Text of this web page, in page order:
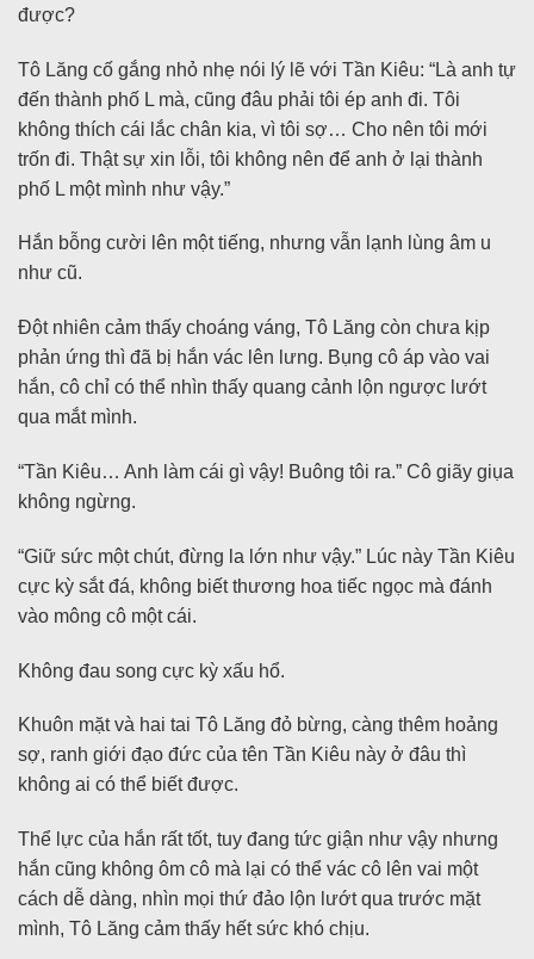
được?
Tô Lăng cố gắng nhỏ nhẹ nói lý lẽ với Tần Kiêu: “Là anh tự
đến thành phố L mà, cũng đâu phải tôi ép anh đi. Tôi
không thích cái lắc chân kia, vì tôi sợ… Cho nên tôi mới
trốn đi. Thật sự xin lỗi, tôi không nên để anh ở lại thành
phố L một mình như vậy.”
Hắn bỗng cười lên một tiếng, nhưng vẫn lạnh lùng âm u
như cũ.
Đột nhiên cảm thấy choáng váng, Tô Lăng còn chưa kịp
phản ứng thì đã bị hắn vác lên lưng. Bụng cô áp vào vai
hắn, cô chỉ có thể nhìn thấy quang cảnh lộn ngược lướt
qua mắt mình.
“Tần Kiêu… Anh làm cái gì vậy! Buông tôi ra.” Cô giãy giụa
không ngừng.
“Giữ sức một chút, đừng la lớn như vậy.” Lúc này Tần Kiêu
cực kỳ sắt đá, không biết thương hoa tiếc ngọc mà đánh
vào mông cô một cái.
Không đau song cực kỳ xấu hổ.
Khuôn mặt và hai tai Tô Lăng đỏ bừng, càng thêm hoảng
sợ, ranh giới đạo đức của tên Tần Kiêu này ở đâu thì
không ai có thể biết được.
Thể lực của hắn rất tốt, tuy đang tức giận như vậy nhưng
hắn cũng không ôm cô mà lại có thể vác cô lên vai một
cách dễ dàng, nhìn mọi thứ đảo lộn lướt qua trước mặt
mình, Tô Lăng cảm thấy hết sức khó chịu.